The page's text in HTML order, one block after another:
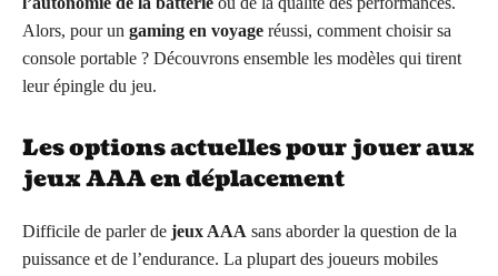
Alors, pour un gaming en voyage réussi, comment choisir sa
console portable ? Découvrons ensemble les modèles qui tirent
leur épingle du jeu.
Les options actuelles pour jouer aux
jeux AAA en déplacement
Difficile de parler de jeux AAA sans aborder la question de la
puissance et de l’endurance. La plupart des joueurs mobiles